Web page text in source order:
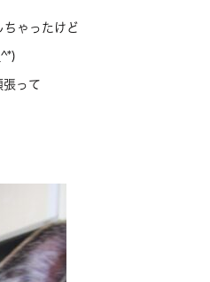
ちゃったけど
張って